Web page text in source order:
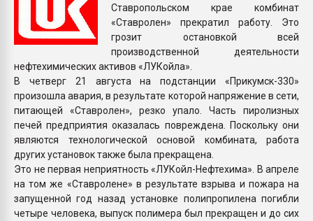
Ставропольском крае комбинат
«Ставролен» прекратил работу. Это
грозит остановкой всей
производственной деятельности
нефтехимических активов «ЛУКойла».
В четверг 21 августа на подстанции «Прикумск-330»
произошла авария, в результате которой напряжение в сети,
питающей «Ставролен», резко упало. Часть пиролизных
печей предприятия оказалась повреждена. Поскольку они
являются технологической основой комбината, работа
других установок также была прекращена.
Это не первая неприятность «ЛУКойл-Нефтехима». В апреле
на том же «Ставролене» в результате взрыва и пожара на
запущенной год назад установке полипропилена погибли
четыре человека, выпуск полимера был прекращен и до сих